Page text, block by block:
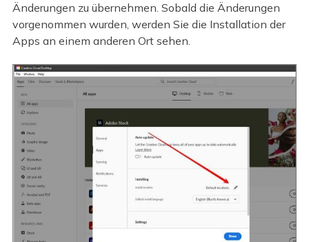
Änderungen zu übernehmen. Sobald die Änderungen
vorgenommen wurden, werden Sie die Installation der
Apps an einem anderen Ort sehen.